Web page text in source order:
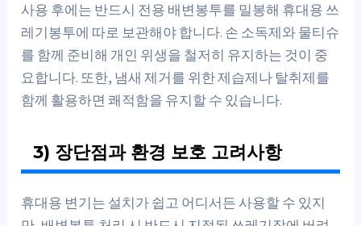
사용 후에는 반드시 전용 배변봉투를 밀봉해 휴대용 쓰
레기봉투에 따로 보관해야 합니다. 손 소독제와 물티슈
를 함께 준비해 개인 위생을 철저히 유지하는 것이 중
요합니다. 또한, 냄새 제거를 위한 제습제나 탈취제를
함께 활용하면 쾌적함을 유지할 수 있습니다.
3) 장단점과 환경 보호 고려사항
휴대용 변기는 설치가 쉽고 어디서든 사용할 수 있지